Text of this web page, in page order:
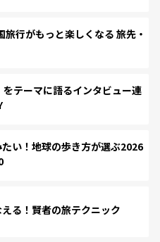
行がもっと楽しくなる 旅先・
テーマに語るインタビュー連
い！地球の歩き方が選ぶ2026
る！賢者の旅テクニック